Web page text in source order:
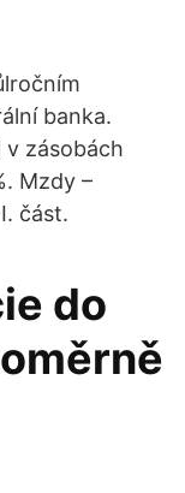
banka.
v zásobách
Mzdy –
část.
do